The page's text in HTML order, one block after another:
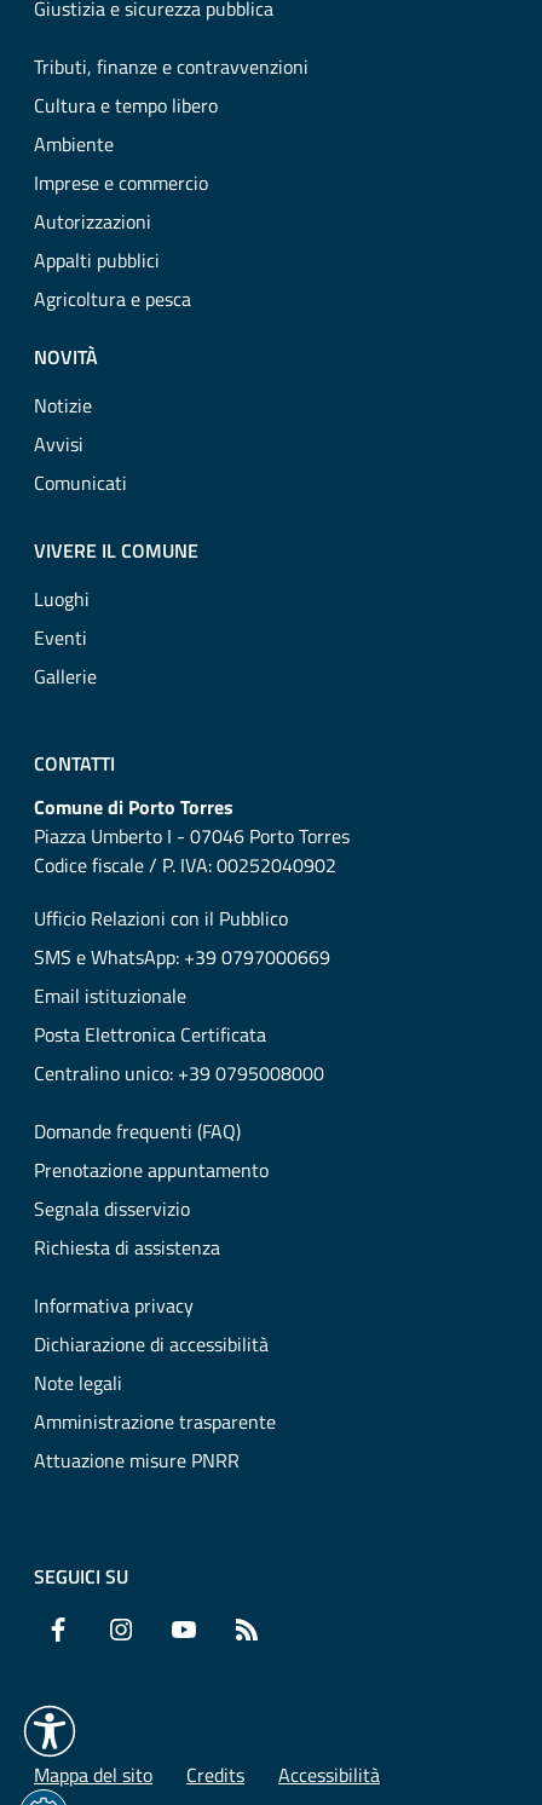
Giustizia e sicurezza pubblica
Tributi, finanze e contravvenzioni
Cultura e tempo libero
Ambiente
Imprese e commercio
Autorizzazioni
Appalti pubblici
Agricoltura e pesca
NOVITÀ
Notizie
Avvisi
Comunicati
VIVERE IL COMUNE
Luoghi
Eventi
Gallerie
CONTATTI
Comune di Porto Torres
Piazza Umberto I - 07046 Porto Torres
Codice fiscale / P. IVA: 00252040902
Ufficio Relazioni con il Pubblico
SMS e WhatsApp: +39 0797000669
Email istituzionale
Posta Elettronica Certificata
Centralino unico: +39 0795008000
Domande frequenti (FAQ)
Prenotazione appuntamento
Segnala disservizio
Richiesta di assistenza
Informativa privacy
Dichiarazione di accessibilità
Note legali
Amministrazione trasparente
Attuazione misure PNRR
SEGUICI SU
Facebook Instagram YouTube
Mappa del sito Credits Accessibilità